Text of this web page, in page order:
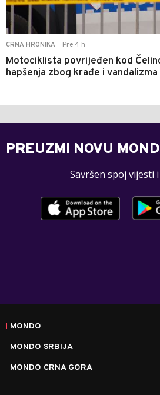
CRNA HRONIKA Pre 4 h
Motociklista povrijeđen kod
hapšenja zbog krađe i vandalizma
PREUZMI NOVU
Savršen spoj vijesti
MONDO
MONDO SRBIJA
MONDO CRNA GORA